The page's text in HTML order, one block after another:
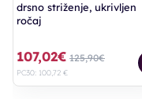
drsno striženje, ukrivljen
ročaj
107,02€ 125,90€
PC30: 100,72 €